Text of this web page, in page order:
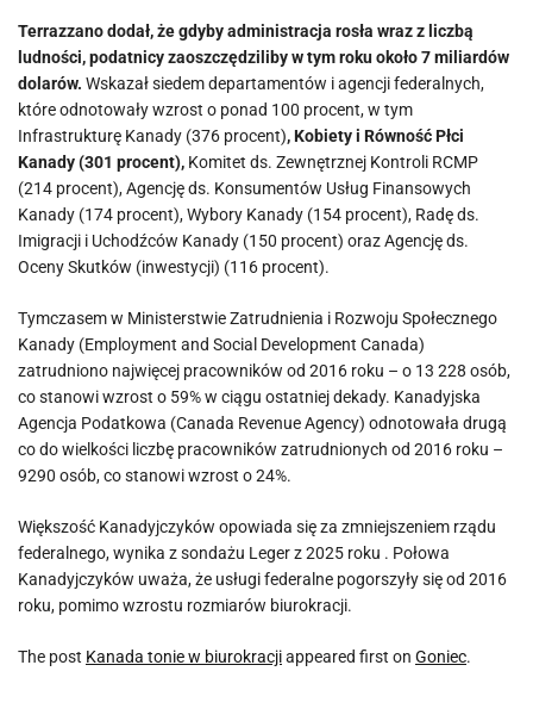
Terrazzano dodał, że gdyby administracja rosła wraz z liczbą
ludności, podatnicy zaoszczędziliby w tym roku około 7 miliardów
dolarów. Wskazał siedem departamentów i agencji federalnych,
które odnotowały wzrost o ponad 100 procent, w tym
Infrastrukturę Kanady (376 procent), Kobiety i Równość Płci
Kanady (301 procent), Komitet ds. Zewnętrznej Kontroli RCMP
(214 procent), Agencję ds. Konsumentów Usług Finansowych
Kanady (174 procent), Wybory Kanady (154 procent), Radę ds.
Imigracji i Uchodźców Kanady (150 procent) oraz Agencję ds.
Oceny Skutków (inwestycji) (116 procent).
Tymczasem w Ministerstwie Zatrudnienia i Rozwoju Społecznego
Kanady (Employment and Social Development Canada)
zatrudniono najwięcej pracowników od 2016 roku – o 13 228 osób,
co stanowi wzrost o 59% w ciągu ostatniej dekady. Kanadyjska
Agencja Podatkowa (Canada Revenue Agency) odnotowała drugą
co do wielkości liczbę pracowników zatrudnionych od 2016 roku –
9290 osób, co stanowi wzrost o 24%.
Większość Kanadyjczyków opowiada się za zmniejszeniem rządu
federalnego, wynika z sondażu Leger z 2025 roku . Połowa
Kanadyjczyków uważa, że ​​usługi federalne pogorszyły się od 2016
roku, pomimo wzrostu rozmiarów biurokracji.
The post Kanada tonie w biurokracjiappeared first on Goniec.